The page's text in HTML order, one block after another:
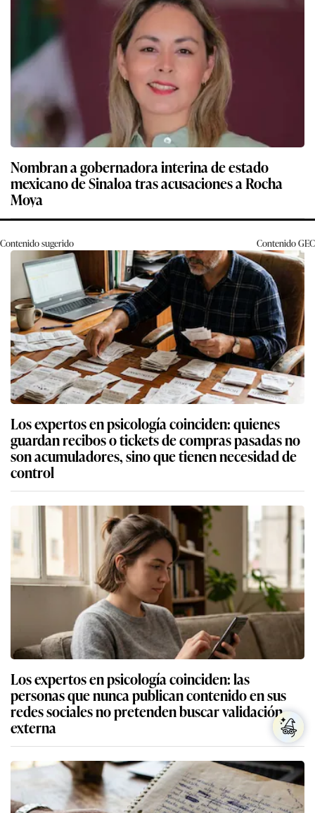
Nombran a gobernadora interina de estado
mexicano de Sinaloa tras acusaciones a Rocha
Moya
Contenido sugerido ContenidoGEC
Los expertos en psicología coinciden: quienes
guardan recibos o tickets de compras pasadas no
son acumuladores, sino que tienen necesidad de
control
Los expertos en psicología coinciden: las
personas que nunca publican contenido en sus
redes sociales no pretenden buscar validación
externa